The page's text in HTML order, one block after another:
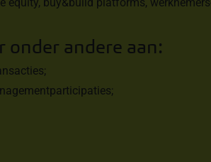
onder andere aan: